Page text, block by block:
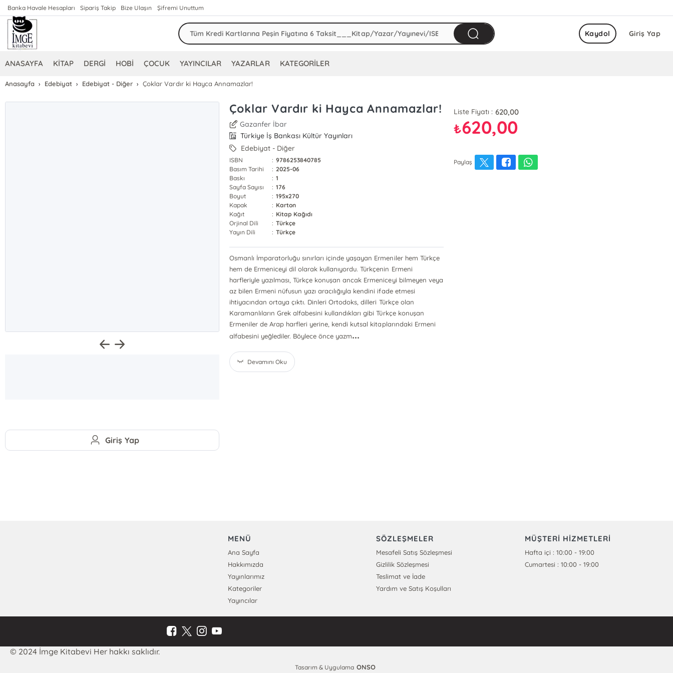
Banka Havale Hesapları Sipariş Takip Bize Ulaşın Şifremi Unuttum
Giriş Yap
Kaydol
ANASAYFA KİTAP DERGİ HOBİ ÇOCUK YAYINCILAR YAZARLAR KATEGORİLER
Anasayfa Edebiyat Edebiyat - Diğer Çoklar Vardır ki Hayca Annamazlar!
Çoklar Vardır ki Hayca Annamazlar!
Gazanfer İbar
Türkiye İş Bankası Kültür Yayınları
Edebiyat - Diğer
ISBN : 9786253840785
Basım Tarihi
: 2025-06
Baskı
: 1
Sayfa Sayısı
: 176
Boyut
: 195x270
Kapak
: Karton
Kağıt
: Kitap Kağıdı
Orjinal Dili
: Türkçe
Yayın Dili
: Türkçe
Osmanlı İmparatorluğu sınırları içinde yaşayan Ermeniler hem Türkçe
hem de Ermeniceyi dil olarak kullanıyordu. Türkçenin Ermeni
harfleriyle yazılması, Türkçe konuşan ancak Ermeniceyi bilmeyen veya
az bilen Ermeni nüfusun yazı aracılığıyla kendini ifade etmesi
ihtiyacından ortaya çıktı. Dinleri Ortodoks, dilleri Türkçe olan
Karamanlıların Grek alfabesini kullandıkları gibi Türkçe konuşan
Ermeniler de Arap harfleri yerine, kendi kutsal kitaplarındaki Ermeni
alfabesini yeğlediler. Böylece önce yazm...
Devamını Oku
Liste Fiyatı : 620,00
₺620,00
Paylaş
Giriş Yap
MENÜ
Ana Sayfa
Hakkımızda
Yayınlarımız
Kategoriler
Yayıncılar
SÖZLEŞMELER
Mesafeli Satış Sözleşmesi
Gizlilik Sözleşmesi
Teslimat ve İade
Yardım ve Satış Koşulları
MÜŞTERİ HİZMETLERİ
Hafta içi : 10:00 - 19:00
Cumartesi : 10:00 - 19:00
© 2024 İmge Kitabevi Her hakkı saklıdır.
Tasarım & Uygulama ONSO